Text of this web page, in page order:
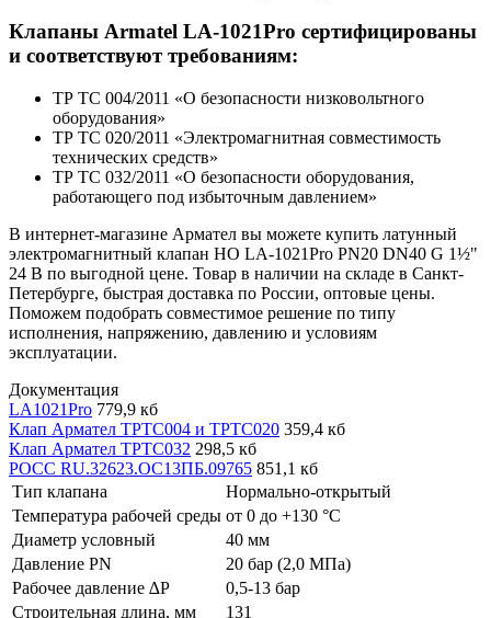
Клапаны Armatel LA-1021Pro сертифицированы
и соответствуют требованиям:
ТР ТС 004/2011 «О безопасности низковольтного
оборудования»
ТР ТС 020/2011 «Электромагнитная совместимость
технических средств»
ТР ТС 032/2011 «О безопасности оборудования,
работающего под избыточным давлением»
В интернет-магазине Армател вы можете купить латунный
электромагнитный клапан НО LA-1021Pro PN20 DN40 G 1½"
24 В по выгодной цене. Товар в наличии на складе в Санкт-
Петербурге, быстрая доставка по России, оптовые цены.
Поможем подобрать совместимое решение по типу
исполнения, напряжению, давлению и условиям
эксплуатации.
Документация
LA1021Pro 779,9 кб
Клап Армател ТРТС004 и ТРТС020 359,4 кб
Клап Армател ТРТС032 298,5 кб
РОСС RU.32623.ОС13ПБ.09765 851,1 кб
Тип клапана
Нормально-открытый
Температура рабочей среды от 0 до +130 °С
Диаметр условный
40 мм
Давление PN
20 бар (2,0 МПа)
Рабочее давление ∆P
0,5-13 бар
Строительная длина, мм
131